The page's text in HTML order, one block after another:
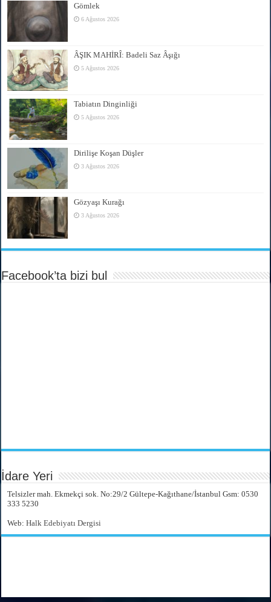
Gömlek
6 Ağustos 2026
ÂŞIK MAHİRÎ: Badeli Saz Âşığı
5 Ağustos 2026
Tabiatın Dinginliği
5 Ağustos 2026
Dirilişe Koşan Düşler
3 Ağustos 2026
Gözyaşı Kurağı
3 Ağustos 2026
Facebook’ta bizi bul
İdare Yeri
Telsizler mah. Ekmekçi sok. No:29/2 Gültepe-Kağıthane/İstanbul Gsm: 0530
333 5230
Web:Halk Edebiyatı Dergisi